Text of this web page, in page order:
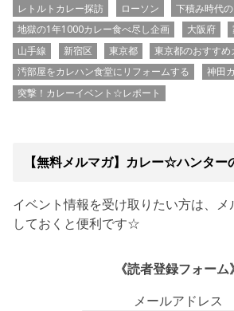
レトルトカレー探訪
ローソン
下積み時代
地獄の1年1000カレー食べ尽し企画
大阪府
山手線
新宿区 東京都
東京都のおすすめ
汚部屋をカレハン食堂にリフォームする
神田
突撃！カレーイベント☆レポート
【無料メルマガ】カレー☆ハンター
イベント情報を受け取りたい方は、
しておくと便利です☆
《読者登録フォーム
メールアドレス